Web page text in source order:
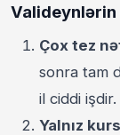
Valideynlərin
Çox tez
sonra tam
il ciddi işdir.
Yalnız